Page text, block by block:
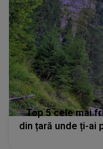
Top 5 cele mai
din țară unde ți-ai